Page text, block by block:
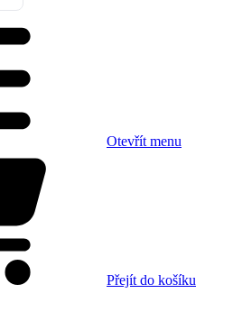
Otevřít menu
Přejít do košíku